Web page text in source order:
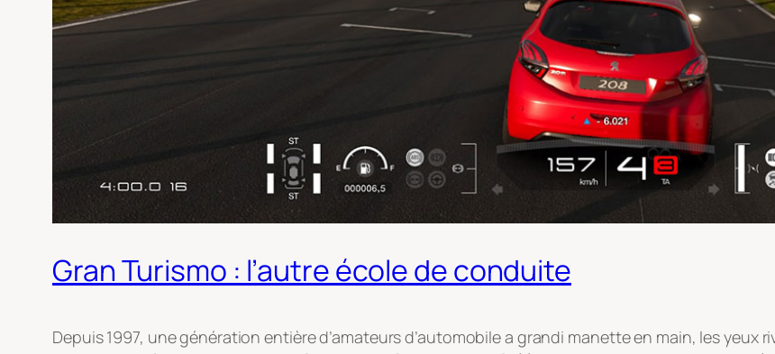
Gran Turismo : l’autre école de conduite
Depuis 1997, une génération entière d’amateurs d’automobile a grandi manette en main, les yeux